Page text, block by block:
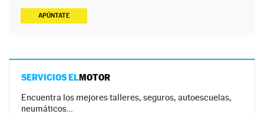
APÚNTATE
SERVICIOS ELMOTOR
Encuentra los mejores talleres, seguros, autoescuelas,
neumáticos…